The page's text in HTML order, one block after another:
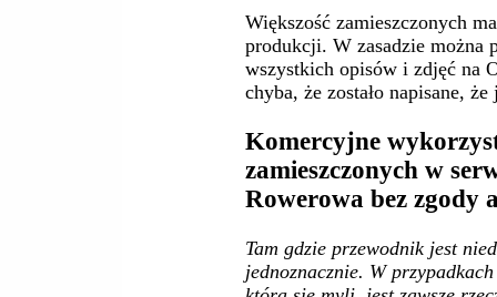
Większość zamieszczonych
produkcji. W zasadzie można
wszystkich opisów i zdjęć na
chyba, że zostało napisane,
Komercyjne
zamieszczonych w
Rowerowa bez zgody
Tam gdzie przewodnik jest
jednoznacznie. W